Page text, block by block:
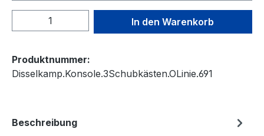
Produkt Anzahl: Gib denIn den Warenkorb
Produktnummer:
Disselkamp.Konsole.3Schubkästen.OLinie.691
Beschreibung